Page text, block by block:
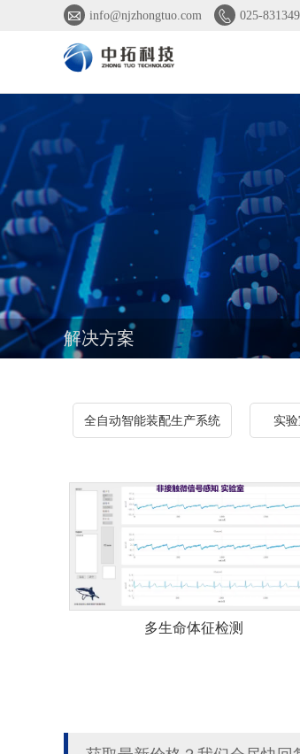
 info@njzhongtuo.com  025-
解决方案
全自动智能装配生产系统 实
多生命体征检测